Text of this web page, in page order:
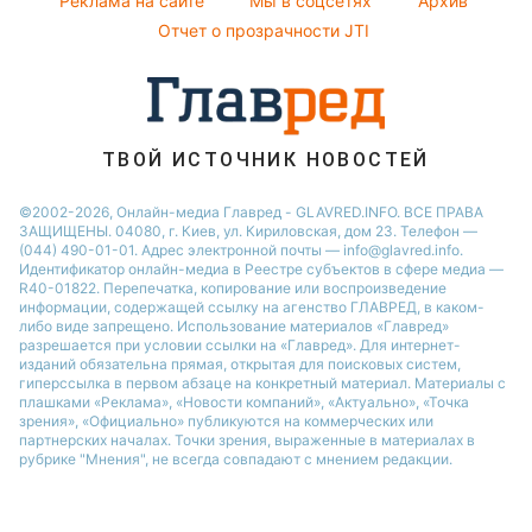
Елена ЗеленскаяОтчет о прозрачности JTI
ТВОЙ ИСТОЧНИК НОВОСТЕЙ
©2002-2026, Онлайн-медиа Главред - GLAVRED.INFO. ВСЕ ПРАВА
ЗАЩИЩЕНЫ. 04080, г. Киев, ул. Кириловская, дом 23. Телефон —
(044) 490-01-01. Адрес электронной почты — info@glavred.info.
Идентификатор онлайн-медиа в Реестре cубъектов в сфере медиа —
R40-01822. Перепечатка, копирование или воспроизведение
информации, содержащей ссылку на агенство ГЛАВРЕД, в каком-
либо виде запрещено. Использование материалов «Главред»
разрешается при условии ссылки на «Главред». Для интернет-
изданий обязательна прямая, открытая для поисковых систем,
гиперссылка в первом абзаце на конкретный материал. Материалы с
плашками «Реклама», «Новости компаний», «Актуально», «Точка
зрения», «Официально» публикуются на коммерческих или
партнерских началах. Точки зрения, выраженные в материалах в
рубрике "Мнения", не всегда совпадают с мнением редакции.